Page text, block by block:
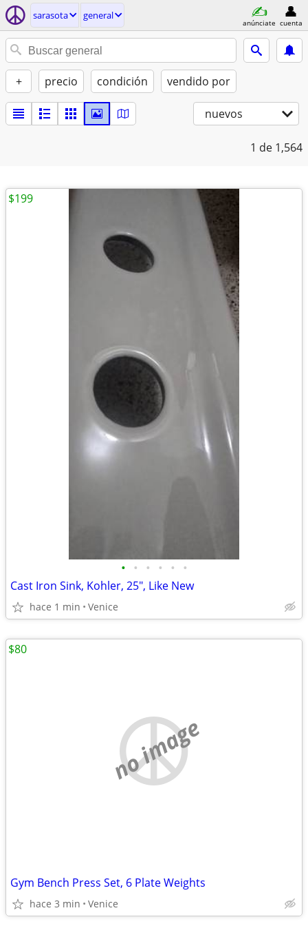
sarasota general
anúnciate cuenta
+ precio condición vendido por
nuevos
1 de 1,564
• • • • • •
Cast Iron Sink, Kohler, 25", Like New
hace 1 min Venice
$199
no image
Gym Bench Press Set, 6 Plate Weights
hace 3 min Venice
$80